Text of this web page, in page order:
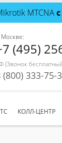
MTCNA
(495)
(Звонок
(800) 333-75-
КОЛЛ-ЦЕНТР